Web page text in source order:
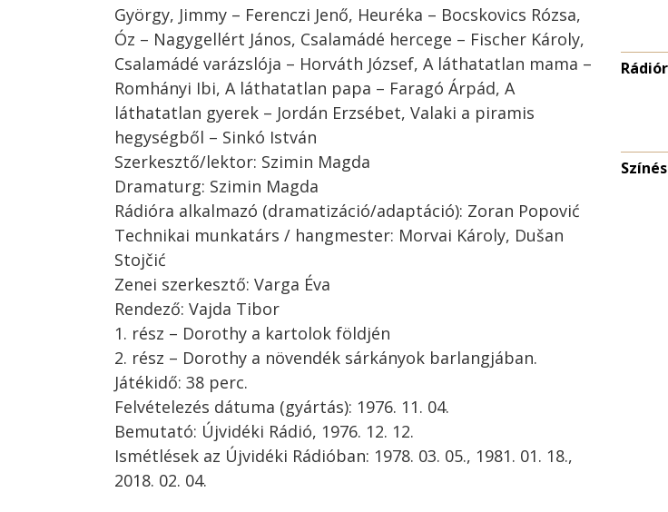
György, Jimmy – Ferenczi Jenő, Heuréka – Bocskovics Rózsa,
Óz – Nagygellért János, Csalamádé hercege – Fischer Károly,
Csalamádé varázslója – Horváth József, A láthatatlan mama –
Romhányi Ibi, A láthatatlan papa – Faragó Árpád, A
láthatatlan gyerek – Jordán Erzsébet, Valaki a piramis
hegységből – Sinkó István
Szerkesztő/lektor: Szimin Magda
Dramaturg: Szimin Magda
Rádióra alkalmazó (dramatizáció/adaptáció): Zoran Popović
Technikai munkatárs / hangmester: Morvai Károly, Dušan
Stojčić
Zenei szerkesztő: Varga Éva
Rendező: Vajda Tibor
1. rész – Dorothy a kartolok földjén
2. rész – Dorothy a növendék sárkányok barlangjában.
Játékidő: 38 perc.
Felvételezés dátuma (gyártás): 1976. 11. 04.
Bemutató: Újvidéki Rádió, 1976. 12. 12.
Ismétlések az Újvidéki Rádióban: 1978. 03. 05., 1981. 01. 18.,
2018. 02. 04.